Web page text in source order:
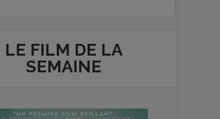
LE FILM DE LA
SEMAINE